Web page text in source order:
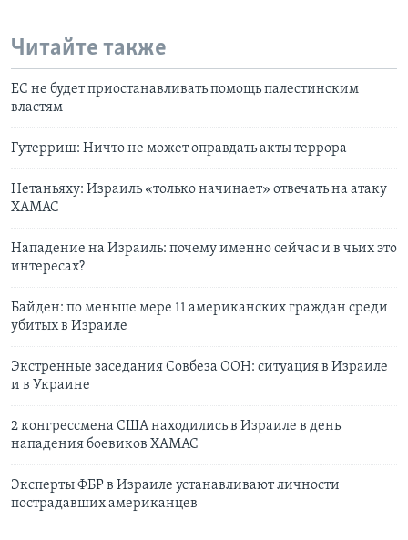
Читайте также
ЕС не будет приостанавливать помощь палестинским
властям
Гутерриш: Ничто не может оправдать акты террора
Нетаньяху: Израиль «только начинает» отвечать на атаку
ХАМАС
Нападение на Израиль: почему именно сейчас и в чьих это
интересах?
Байден: по меньше мере 11 американских граждан среди
убитых в Израиле
Экстренные заседания Совбеза ООН: ситуация в Израиле
и в Украине
2 конгрессмена США находились в Израиле в день
нападения боевиков ХАМАС
Эксперты ФБР в Израиле устанавливают личности
пострадавших американцев